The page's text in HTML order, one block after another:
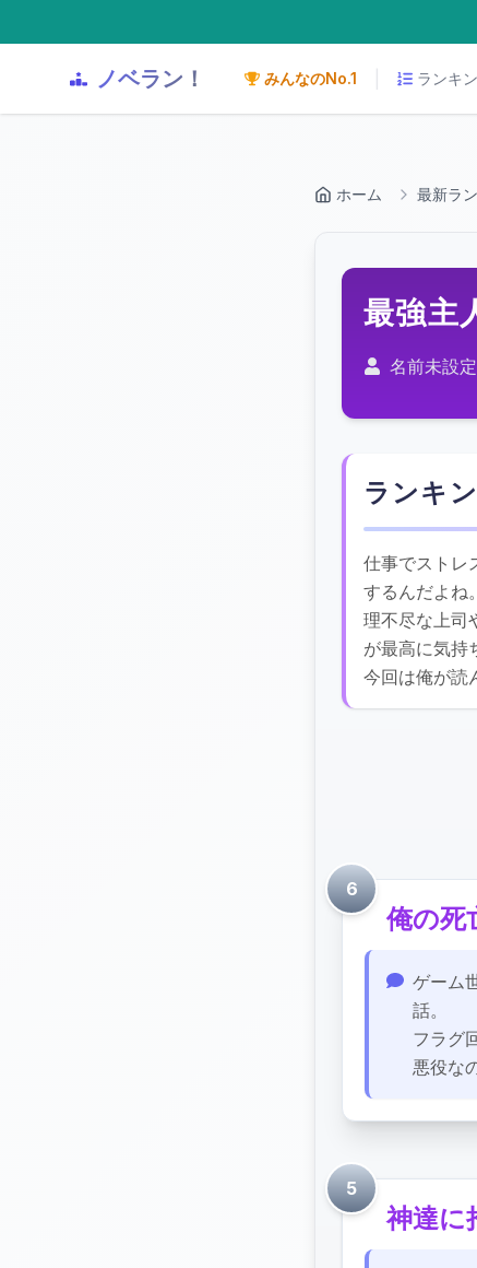
ノベラン！ みんなのNo.1 ランキ
ホーム 最新ラ
最強主
作成者：
名前未設定
ランキ
仕事でストレ
するんだよね。
理不尽な上司
が最高に気持
今回は俺が読
ランキング作品一
6
俺の死
感想・
ゲーム
話。
フラグ
悪役な
5
神達に